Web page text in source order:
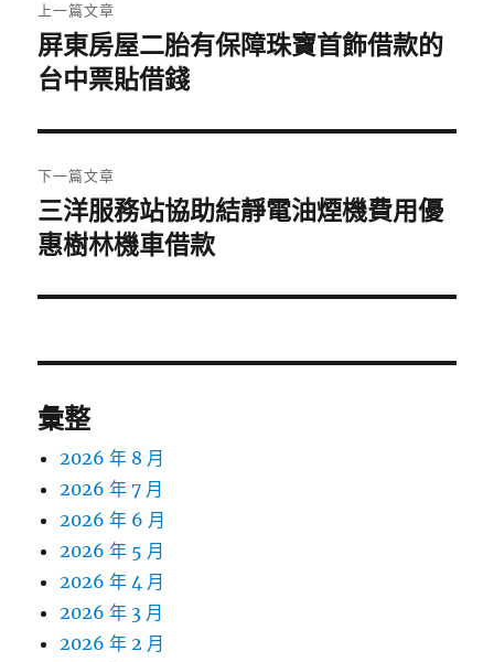
章
導
覽
上一篇文章
上
一
文
章:
屏東房屋二胎有保障珠寶首飾借款的
台中票貼借錢
下一篇文章
下
一
文
三洋服務站協助結靜電油煙機費用優
惠樹林機車借款
彙整
2026 年 8 月
2026 年 7 月
2026 年 6 月
2026 年 5 月
2026 年 4 月
2026 年 3 月
2026 年 2 月